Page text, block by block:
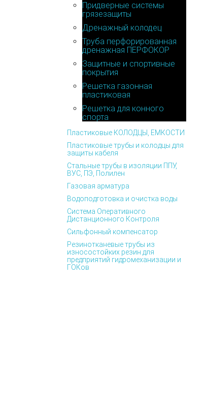
Придверные системы
грязезащиты
Дренажный колодец
Труба перфорированная
дренажная ПЕРФОКОР
Защитные и спортивные
покрытия
Решетка газонная
пластиковая
Решетка для конного
спорта
Пластиковые КОЛОДЦЫ, ЕМКОСТИ
Пластиковые трубы и колодцы для
защиты кабеля
Стальные трубы в изоляции ППУ,
ВУС, ПЭ, Полилен
Газовая арматура
Водоподготовка и очистка воды
Система Оперативного
Дистанционного Контроля
Сильфонный компенсатор
Резинотканевые трубы из
износостойких резин для
предприятий гидромеханизации и
ГОКов